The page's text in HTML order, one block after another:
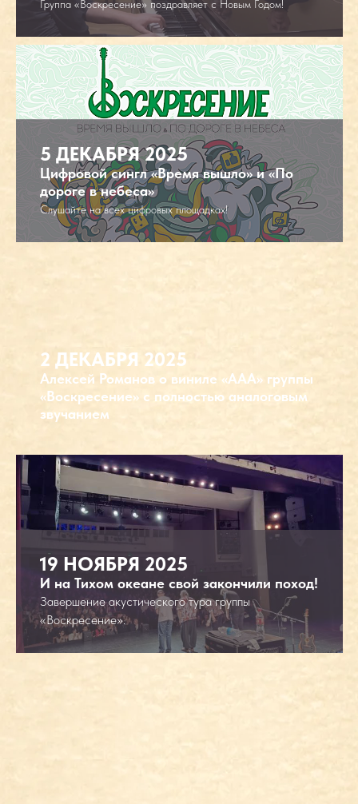
Группа «Воскресение» поздравляет с Новым Годом!
5 ДЕКАБРЯ 2025
Цифровой сингл «Время вышло» и «По
дороге в небеса»
Слушайте на всех цифровых площадках!
2 ДЕКАБРЯ 2025
Алексей Романов о виниле «ААА» группы
«Воскресение» с полностью аналоговым
звучанием
19 НОЯБРЯ 2025
И на Тихом океане свой закончили поход!
Завершение акустического тура группы
«Воскресение».
Воскресение 81
СЛУШАТЬ